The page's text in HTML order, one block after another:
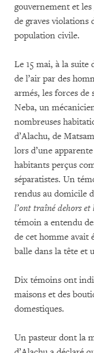
gouvernement et
de graves violations
population civile.
Le 15 mai, à la suite
de l’air par des
armés, les forces
Neba, un
nombreuses
d’Alachu, de
lors d’une
habitants perçus
séparatistes. Un
rendus au domicile
l’ont traîné dehors et
témoin a entendu
de cet homme avait
balle dans la tête et
Dix témoins ont
maisons et des
domestiques.
Un pasteur dont la